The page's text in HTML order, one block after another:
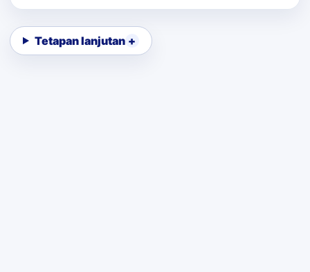
Tetapan lanjutan